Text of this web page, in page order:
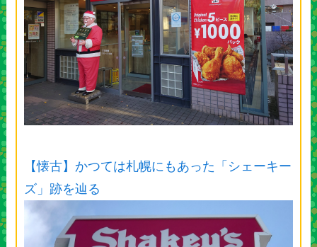
【懐古】かつては札幌にもあった「シェーキー
ズ」跡を辿る